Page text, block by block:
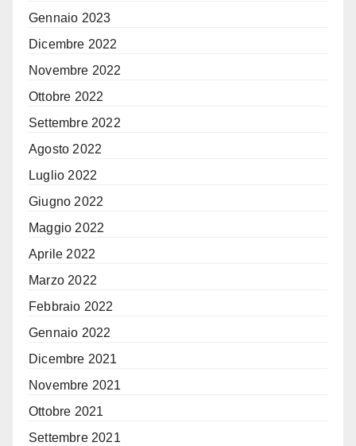
Gennaio 2023
Dicembre 2022
Novembre 2022
Ottobre 2022
Settembre 2022
Agosto 2022
Luglio 2022
Giugno 2022
Maggio 2022
Aprile 2022
Marzo 2022
Febbraio 2022
Gennaio 2022
Dicembre 2021
Novembre 2021
Ottobre 2021
Settembre 2021